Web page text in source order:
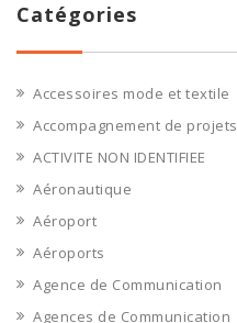
Catégories
Accessoires mode et textile
Accompagnement de projets
ACTIVITE NON IDENTIFIEE
Aéronautique
Aéroport
Aéroports
Agence de Communication
Agences de Communication